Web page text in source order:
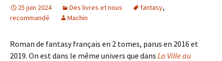
25 juin 2024 Des livres et nous fantasy,
recommandé
Machin
Roman de fantasy français en 2 tomes, parus en 2016 et
2019. On est dans le même univers que dans La Ville au